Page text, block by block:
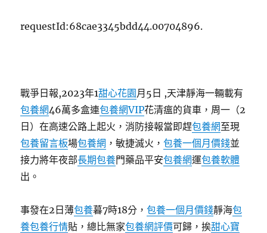
requestId:68cae3345bdd44.00704896.
戰爭日報,2023年1甜心花園月5日 ,天津靜海一輛載有
包養網46萬多盒連包養網VIP花清瘟的貨車，周一（2
日）在高速公路上起火，消防接報當即趕包養網至現
包養留言板場包養網 ，敏捷滅火，包養一個月價錢並
接力將年夜部長期包養門藥品平安包養網運包養軟體
出。
事發在2日薄包養暮7時18分，包養一個月價錢靜海包
養包養行情貼，總比無家包養網評價可歸，挨甜心寶